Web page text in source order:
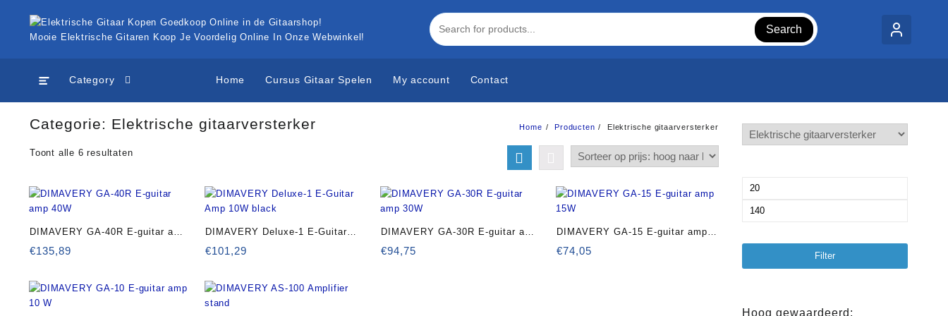
Mooie Elektrische Gitaren Koop Je Voordelig Online In Onze Webwinkel!
Search
Category Home Cursus Gitaar Spelen My account Contact
Categorie: Elektrische gitaarversterker Home Producten Elektrische gitaarversterker
Toont alle 6 resultatenGesorteerd
hoog
laag
DIMAVERY GA-40R E-guitar amp
40W
€135,89
DIMAVERY Deluxe-1 E-Guitar
Amp 10W black
€101,29
DIMAVERY GA-30R E-guitar amp
30W
€94,75
DIMAVERY GA-15 E-guitar amp
15W
€74,05
Min.
Max.
Filter
Hoog gewaardeerd: